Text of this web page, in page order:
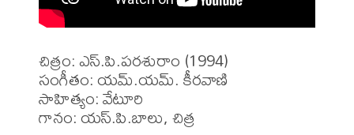
చిత్రం: ఎస్.పి.పరశురాం (1994)
సంగీతం: యమ్.యమ్. కీరవాణి
సాహిత్యం: వేటూరి
గానం: యస్.పి.బాలు, చిత్ర